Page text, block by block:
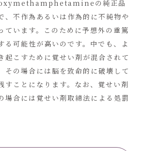
の純正品
、不作為あるいは作為的に不純物や
ています。このために予想外の重篤
る可能性が高いのです。中でも、よ
起こすために覚せい剤が混合されて
その場合には脳を致命的に破壊して
すことになります。なお、覚せい剤
場合には覚せい剤取締法による処罰